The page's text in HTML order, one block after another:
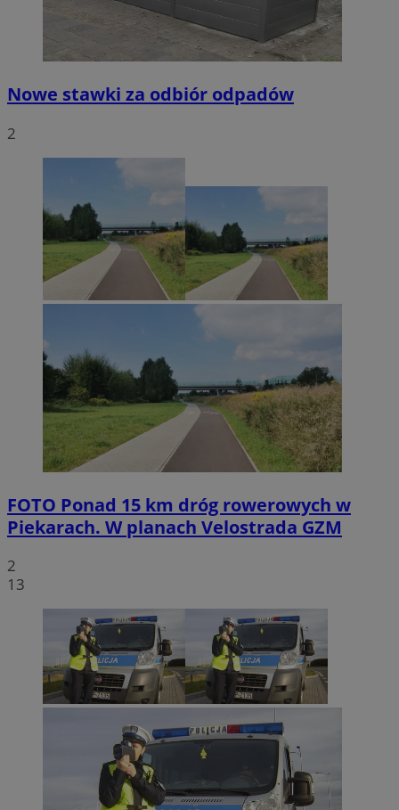
Nowe stawki za odbiór odpadów
2
FOTO Ponad 15 km dróg rowerowych w
Piekarach. W planach Velostrada GZM
2
13